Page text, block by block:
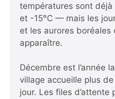
températures sont
et -15°C — mais les
et les aurores boréales
apparaître.
Décembre est l’année
village accueille plus
jour. Les files d’attente